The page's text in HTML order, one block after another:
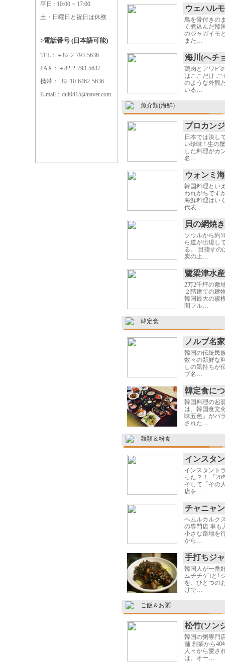
平日 : 10:00 ~ 17:00
土・日曜日と祝日は休務
>電話番号 (日本語可能)
TEL：＋82-2-793-5636
FAX：＋82-2-793-5637
携帯：+82-10-6462-5636
E-mail：dui0415@naver.com
ウェハル
鳥を骨付きの
く煮込んだ韓
のジャガイモ
また…
海川(へチ
鶏肉とアワビ
はここだけ ご
のような外観
いる…
魚介類(海鮮)
プロカン
日本では決し
い珍味 ! 生の
した料理がカ
名…
ウォンミ
韓国料理とい
われがちです
海鮮料理はい
代表…
貝の網焼き
ソウルから約
ら道が出現し
る。 目指すの
炭の上…
鷺梁津水
2万2千坪の敷
２階建ての建
韓国最大の規
間フル…
韓定食
ノルブ名家
韓国の伝統民
数々の新鮮な
しの気持ちが
ブ名…
韓定食に
韓国料理の起
は、韓国食文
味五色」がバ
された…
麺類＆粉食
インスタ
インスタント
った？！ 「20
そして「その
店を…
チャニャ
ヘムルカルク
の専門店 車も
小さな路地を
から…
手打ちジ
韓国人が一番
ムチチゲ｣と｢
を、ひとつの
けで…
ご飯＆お粥
松竹(ソン
韓国の粥専門
舗 創業から40
人々から愛さ
は、オー…